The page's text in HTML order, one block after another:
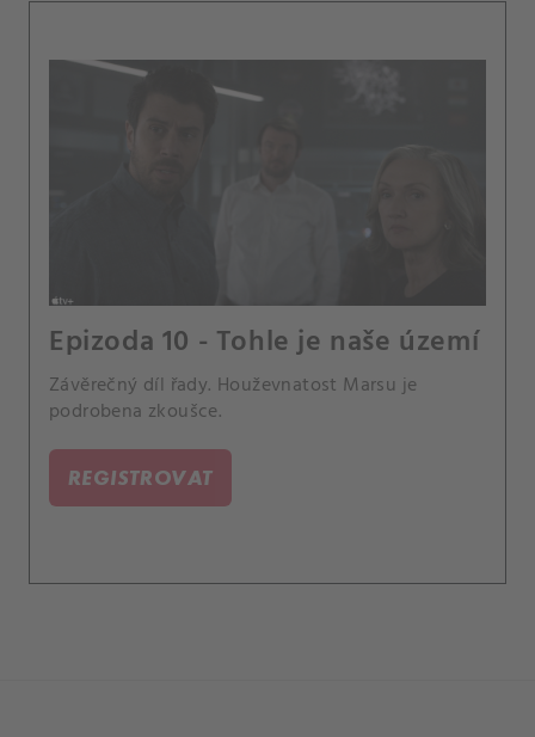
Epizoda 10 - Tohle je naše území
Závěrečný díl řady. Houževnatost Marsu je
podrobena zkoušce.
REGISTROVAT